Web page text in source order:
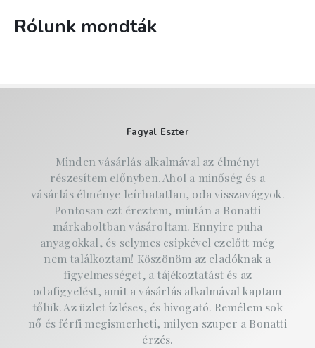
Rólunk mondták
Fagyal Eszter
Minden vásárlás alkalmával az élményt
részesítem előnyben. Ahol a minőség és a
vásárlás élménye leírhatatlan, oda visszavágyok.
Pontosan ezt éreztem, miután a Bonatti
márkaboltban vásároltam. Ennyire puha
anyagokkal, és selymes csipkével ezelőtt még
nem találkoztam! Köszönöm az eladóknak a
figyelmességet, a tájékoztatást és az
odafigyelést, amit a vásárlás alkalmával kaptam
tőlük. Az üzlet ízléses, és hivogató. Remélem sok
nő és férfi megismerheti, milyen szuper a Bonatti
érzés.